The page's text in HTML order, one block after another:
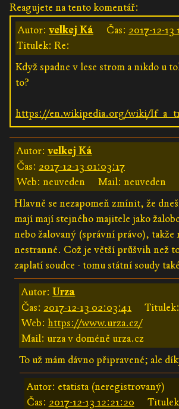
Reagujete na tento komentář:
Autor: velkej Ká Čas: 2017-12-13
Titulek: Re:
Když spadne v lese strom a nikdo u
to?
https://en.wikipedia.org/wiki/
Autor: velkej Ká
Čas: 2017-12-13 01:03:17
Web: neuveden
Mail: neuveden
Hlavně se nezapomeň zmínit, že
mají mají stejného majitele jako
nebo žalovaný (správní právo), takže
nestranné. Což je větší průšvih než
zaplatí soudce - tomu státní soudy
Autor:Urza
Čas: 2017-12-13 02:03:41
Web:https://www.urza.cz/
Mail: urza v doméně urza.cz
To už mám dávno připravené; ale
Autor: etatista (neregistrovaný)
Čas: 2017-12-13 12:21:20